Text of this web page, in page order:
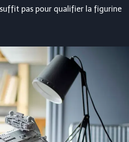
pas pour qualifier la figurine